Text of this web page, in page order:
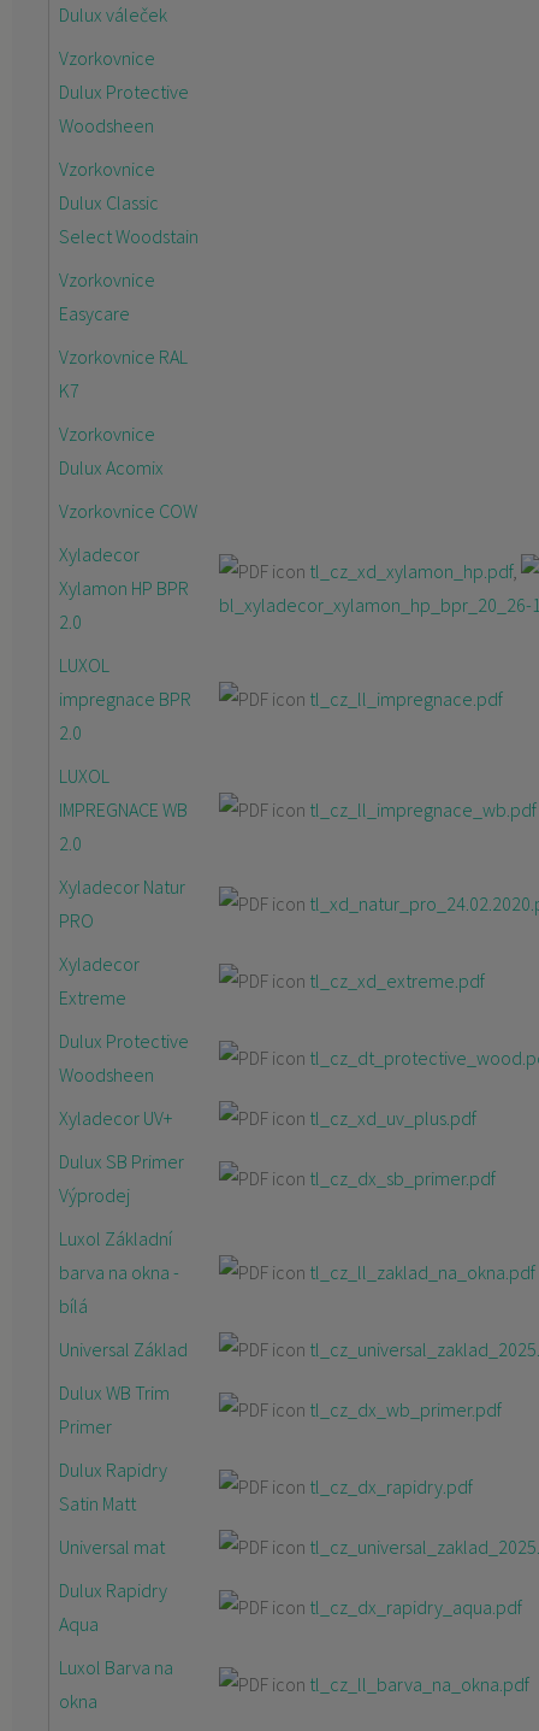
Dulux váleček
Vzorkovnice
Dulux Protective
Woodsheen
Vzorkovnice
Dulux Classic
Select Woodstain
Vzorkovnice
Easycare
Vzorkovnice RAL
K7
Vzorkovnice
Dulux Acomix
Vzorkovnice COW
Xyladecor
Xylamon HP BPR
2.0
tl_cz_xd_xylamon_hp.pdf,
bl_xyladecor_xylamon_hp_bpr_20_26-
LUXOL
impregnace BPR
2.0
tl_cz_ll_impregnace.pdf
LUXOL
IMPREGNACE WB
2.0
tl_cz_ll_impregnace_wb.pdf
Xyladecor Natur
PRO
Xyladecor
Extreme
tl_cz_xd_extreme.pdf
Dulux Protective
Woodsheen
Xyladecor UV+
tl_cz_xd_uv_plus.pdf
Dulux SB Primer
Výprodej
tl_cz_dx_sb_primer.pdf
Luxol Základní
barva na okna -
bílá
tl_cz_ll_zaklad_na_okna.pdf
Universal Základ
Dulux WB Trim
Primer
tl_cz_dx_wb_primer.pdf
Dulux Rapidry
Satin Matt
tl_cz_dx_rapidry.pdf
Universal mat
Dulux Rapidry
Aqua
tl_cz_dx_rapidry_aqua.pdf
Luxol Barva na
okna
tl_cz_ll_barva_na_okna.pdf